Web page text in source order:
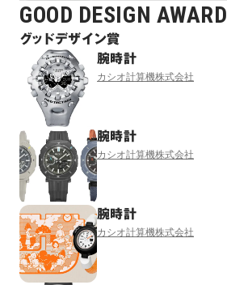
GOOD DESIGN AWARD
グッドデザイン賞
腕時計
カシオ計算機株式会社
腕時計
カシオ計算機株式会社
腕時計
カシオ計算機株式会社